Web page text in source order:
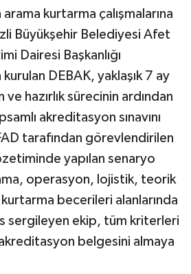
kurtarma çalışmalarına
Büyükşehir Belediyesi Afet
Dairesi Başkanlığı
DEBAK, yaklaşık 7 ay
hazırlık sürecinin ardından
akreditasyon sınavını
tarafından görevlendirilen
yapılan senaryo
operasyon, lojistik, teorik
becerileri alanlarında
sergileyen ekip, tüm kriterleri
belgesini almaya